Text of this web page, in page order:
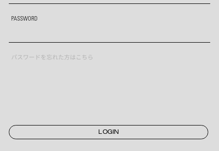
PASSWORD
パスワードを忘れた方はこちら
LOGIN